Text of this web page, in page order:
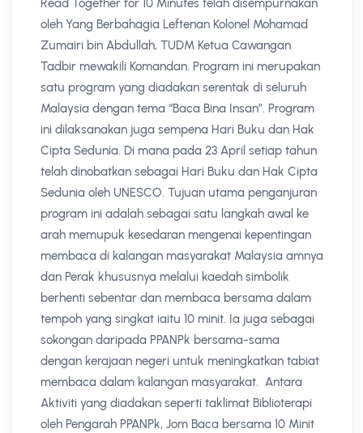
oleh Yang Berbahagia Leftenan Kolonel Mohamad
Zumairi bin Abdullah, TUDM Ketua Cawangan
Tadbir mewakili Komandan. Program ini merupakan
satu program yang diadakan serentak di seluruh
Malaysia dengan tema “Baca Bina Insan”. Program
ini dilaksanakan juga sempena Hari Buku dan Hak
Cipta Sedunia. Di mana pada 23 April setiap tahun
telah dinobatkan sebagai Hari Buku dan Hak Cipta
Sedunia oleh UNESCO. Tujuan utama penganjuran
program ini adalah sebagai satu langkah awal ke
arah memupuk kesedaran mengenai kepentingan
membaca di kalangan masyarakat Malaysia amnya
dan Perak khususnya melalui kaedah simbolik
berhenti sebentar dan membaca bersama dalam
tempoh yang singkat iaitu 10 minit. Ia juga sebagai
sokongan daripada PPANPk bersama-sama
dengan kerajaan negeri untuk meningkatkan tabiat
membaca dalam kalangan masyarakat. Antara
Aktiviti yang diadakan seperti taklimat Biblioterapi
oleh Pengarah PPANPk, Jom Baca bersama 10 Minit